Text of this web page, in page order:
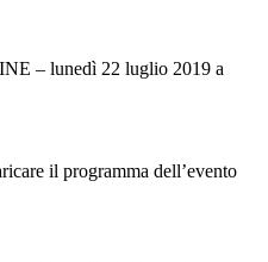
– lunedì 22 luglio 2019 a
il programma dell’evento